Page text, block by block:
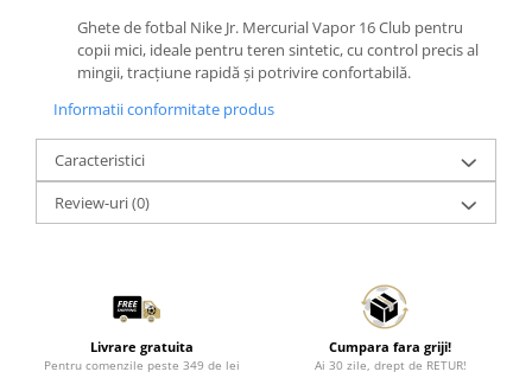
Ghete de fotbal Nike Jr. Mercurial Vapor 16 Club pentru
copii mici, ideale pentru teren sintetic, cu control precis al
mingii, tracțiune rapidă și potrivire confortabilă.
Informatii conformitate produs
Caracteristici
Review-uri(0)
Livrare gratuita
Pentru comenzile peste 349 de lei
Cumpara fara griji!
Ai 30 zile, drept de RETUR!